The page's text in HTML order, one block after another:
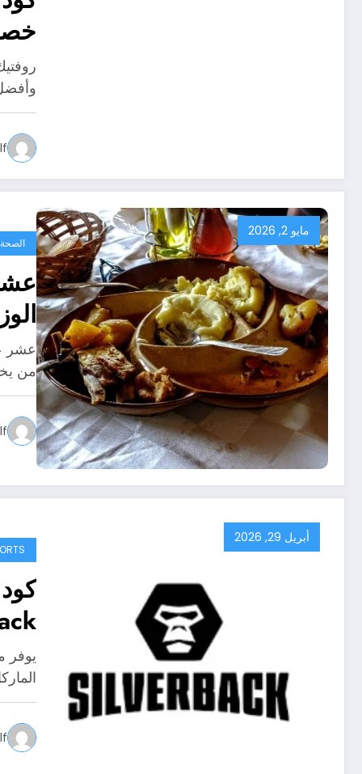
مايو 2, 2026
الصحة
عشر
من
أبريل 29, 2026
يوفر